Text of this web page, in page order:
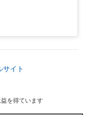
イト
を得ています